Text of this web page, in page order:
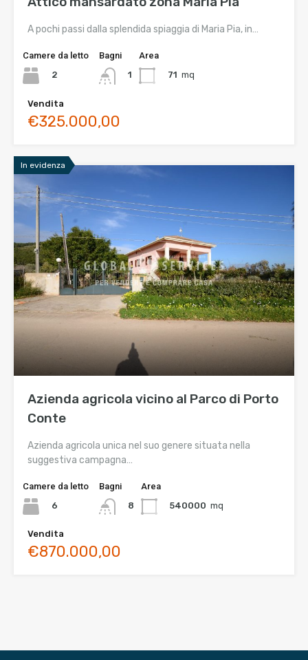
A pochi passi dalla splendida spiaggia di Maria Pia, in…
Camere da letto
2
Bagni
1
Area
71 mq
Vendita
€325.000,00
In evidenza
Azienda agricola vicino al Parco di Porto
Conte
Azienda agricola unica nel suo genere situata nella
suggestiva campagna…
Camere da letto
6
Bagni
8
Area
540000 mq
Vendita
€870.000,00